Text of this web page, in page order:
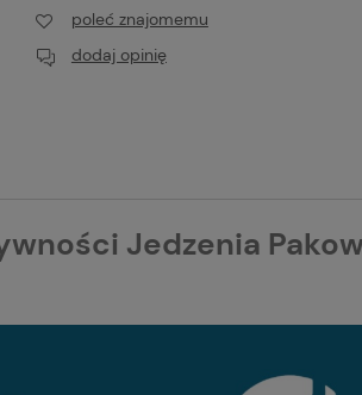
poleć znajomemu
dodaj opinię
Jedzenia